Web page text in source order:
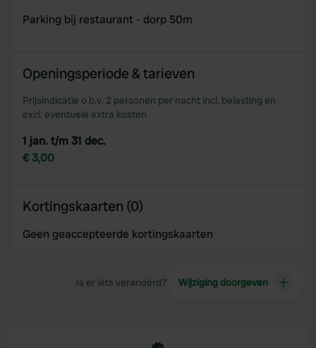
Parking bij restaurant - dorp 50m
Openingsperiode & tarieven
Prijsindicatie o.b.v. 2 personen per nacht incl. belasting en
excl. eventuele extra kosten
1 jan. t/m 31 dec.
€ 3,00
Kortingskaarten (0)
Geen geaccepteerde kortingskaarten
Is er iets veranderd? Wijziging doorgeven